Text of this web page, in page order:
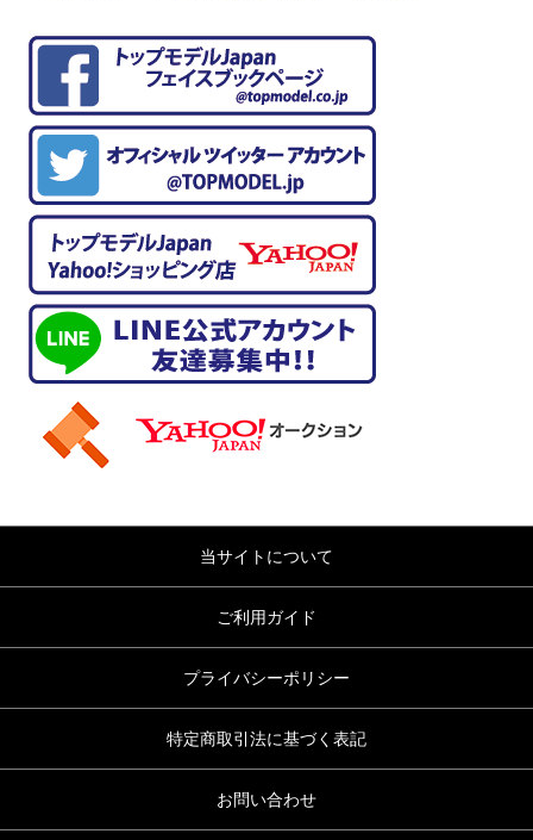
当サイトについて
ご利用ガイド
プライバシーポリシー
特定商取引法に基づく表記
お問い合わせ